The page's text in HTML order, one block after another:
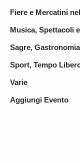
Fiere e Mercatini
Musica, Spettacoli
Sagre,
Sport, Tempo
Varie
Aggiungi Evento